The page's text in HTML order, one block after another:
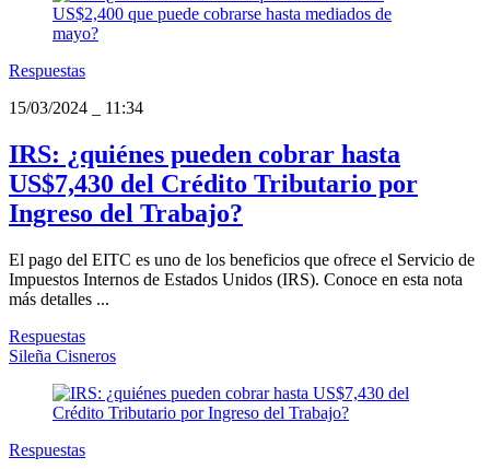
Respuestas
15/03/2024
11:34
IRS: ¿quiénes pueden cobrar hasta
US$7,430 del Crédito Tributario por
Ingreso del Trabajo?
El pago del EITC es uno de los beneficios que ofrece el Servicio de
Impuestos Internos de Estados Unidos (IRS). Conoce en esta nota
más detalles ...
Respuestas
Sileña Cisneros
Respuestas